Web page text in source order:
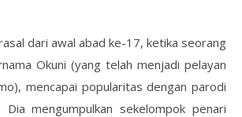
dari awal abad ke-17, ketika seorang
Okuni (yang telah menjadi pelayan
mencapai popularitas dengan parodi
Dia mengumpulkan sekelompok penari